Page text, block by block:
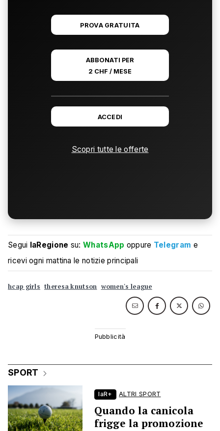
PROVA GRATUITA
ABBONATI PER
2 CHF / MESE
ACCEDI
Scopri tutte le offerte
Segui laRegione su:WhatsApp oppure Telegram e
ricevi ogni mattina le notizie principali
hcap girls theresa knutson women's league
SPORT
laR+ ALTRI SPORT
Quando la canicola
frigge la promozione